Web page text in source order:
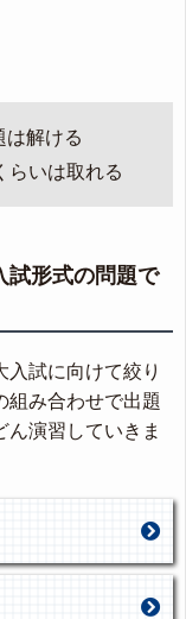
は解ける
らいは取れる
試形式の問題で
試に向けて絞り
組み合わせで出題
ん演習していきま